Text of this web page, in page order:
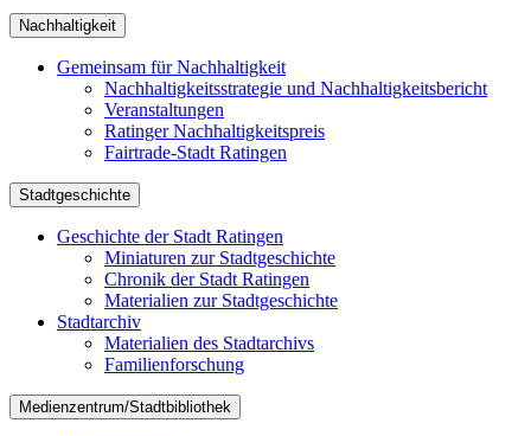
Nachhaltigkeit
Gemeinsam für Nachhaltigkeit
Nachhaltigkeitsstrategie und Nachhaltigkeitsbericht
Veranstaltungen
Ratinger Nachhaltigkeitspreis
Fairtrade-Stadt Ratingen
Stadtgeschichte
Geschichte der Stadt Ratingen
Miniaturen zur Stadtgeschichte
Chronik der Stadt Ratingen
Materialien zur Stadtgeschichte
Stadtarchiv
Materialien des Stadtarchivs
Familienforschung
Medienzentrum/Stadtbibliothek